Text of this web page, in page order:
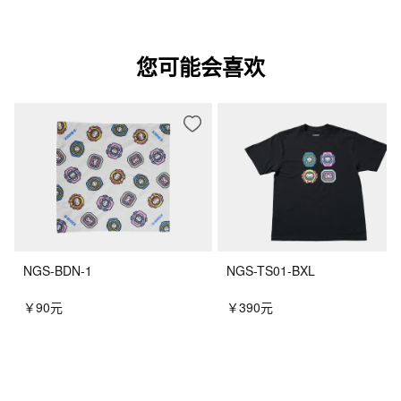
您可能会喜欢
NGS-BDN-1
￥90元
NGS-TS01-BXL
￥390元